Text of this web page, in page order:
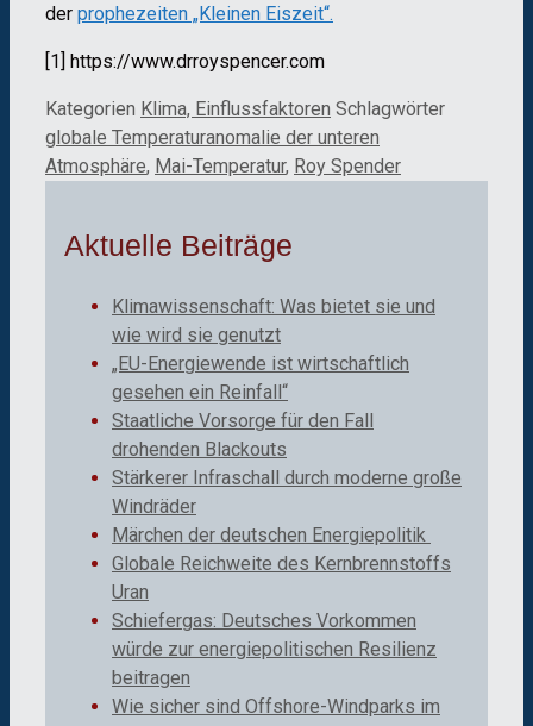
der prophezeiten „Kleinen Eiszeit“.
[1] https://www.drroyspencer.com
Kategorien Klima, Einflussfaktoren Schlagwörter
globale Temperaturanomalie der unteren
Atmosphäre, Mai-Temperatur, Roy Spender
Aktuelle Beiträge
Klimawissenschaft: Was bietet sie und
wie wird sie genutzt
„EU-Energiewende ist wirtschaftlich
gesehen ein Reinfall“
Staatliche Vorsorge für den Fall
drohenden Blackouts
Stärkerer Infraschall durch moderne große
Windräder
Märchen der deutschen Energiepolitik
Globale Reichweite des Kernbrennstoffs
Uran
Schiefergas: Deutsches Vorkommen
würde zur energiepolitischen Resilienz
beitragen
Wie sicher sind Offshore-Windparks im